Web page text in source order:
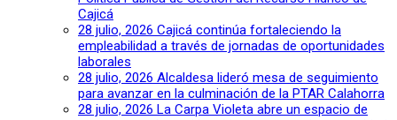
Cajicá
28 julio, 2026 Cajicá continúa fortaleciendo la
empleabilidad a través de jornadas de oportunidades
laborales
28 julio, 2026 Alcaldesa lideró mesa de seguimiento
para avanzar en la culminación de la PTAR Calahorra
28 julio, 2026 La Carpa Violeta abre un espacio de